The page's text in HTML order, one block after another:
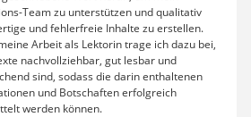
Team zu unterstützen und qualitativ
und fehlerfreie Inhalte zu erstellen.
Arbeit als Lektorin trage ich dazu bei,
nachvollziehbar, gut lesbar und
sind, sodass die darin enthaltenen
und Botschaften erfolgreich
werden können.